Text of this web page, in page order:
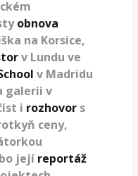
obnova
na Korsice,
v Lundu ve
v Madridu
galerii v
i rozhovor s
ceny,
její reportáž